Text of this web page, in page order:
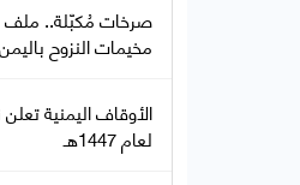
صرخات مُكبّلة.. ملف
مخيمات النزوح باليمن
الأوقاف اليمنية
لعام 1447هـ